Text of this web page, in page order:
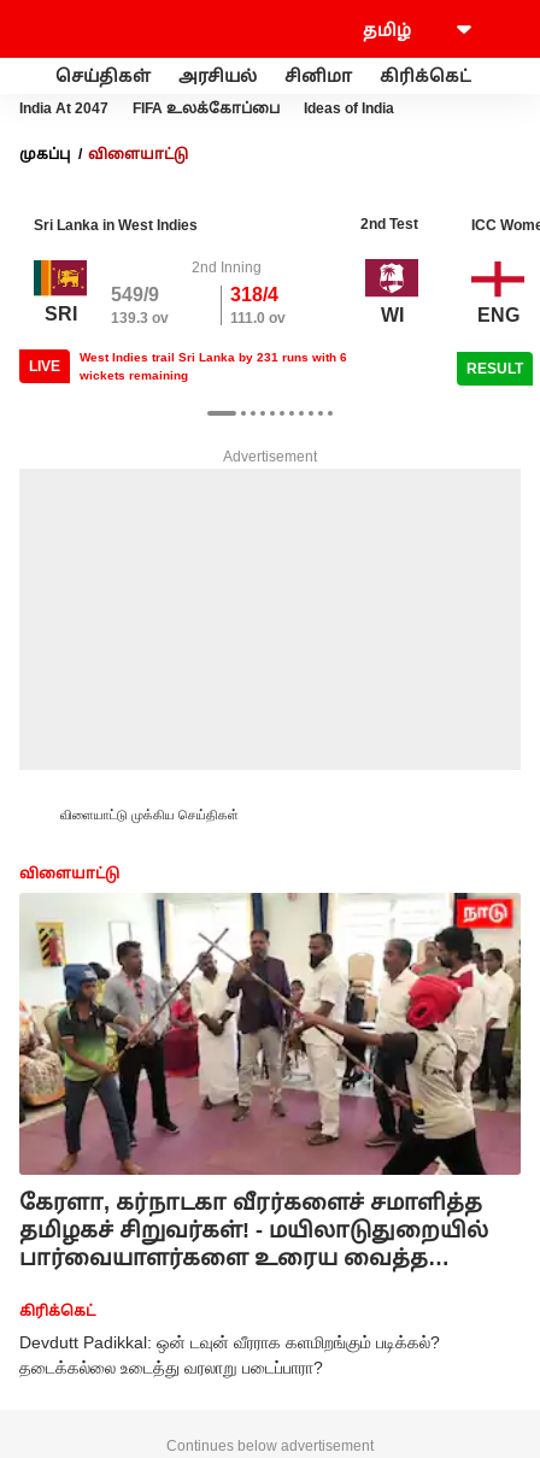
செய்திகள் அரசியல் சினிமா கிரிக்கெட்
India At 2047 FIFA உலக்கோப்பை Ideas of India
முகப்பு விளையாட்டு
Sri Lanka in West Indies 2nd Test
SRI
2nd Inning
549/9
139.3 ov
318/4
111.0 ov WI
LIVE
West Indies trail Sri Lanka by 231 runs with 6
wickets remaining
ICC
ENG
RESULT
Advertisement
விளையாட்டு முக்கிய செய்திகள்
விளையாட்டு
கேரளா, கர்நாடகா வீரர்களைச் சமாளித்த
தமிழகச் சிறுவர்கள்! - மயிலாடுதுறையில்
பார்வையாளர்களை உரைய வைத்த
கிரிக்கெட்
Devdutt Padikkal: ஒன் டவுன் வீரராக களமிறங்கும் படிக்கல்?
தடைக்கல்லை உடைத்து வரலாறு படைப்பாரா?
Continues below advertisement